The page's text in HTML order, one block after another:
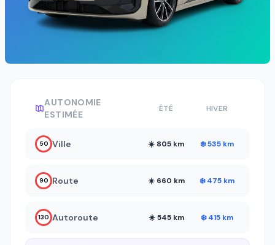
AUTONOMIE
ESTIMÉE
ÉTÉ HIVER
50 Ville ☀️ 805 km ❄️ 535 km
90 Route ☀️ 660 km ❄️ 475 km
130 Autoroute ☀️ 545 km ❄️ 415 km